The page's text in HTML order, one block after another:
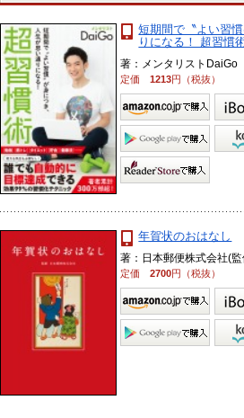
短期間で〝よい習
りになる！ 超習慣
著：メンタリストDaiGo
定価1213円（税抜）
年賀状のおはなし
著：日本郵便株式会社(
定価2700円（税抜）